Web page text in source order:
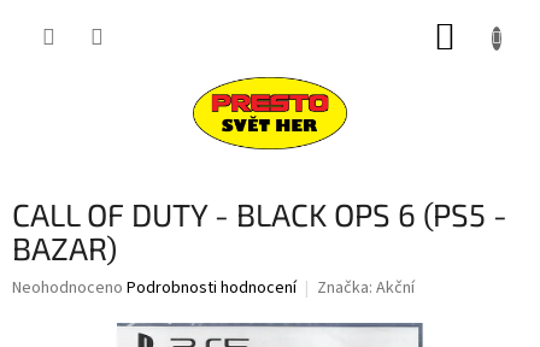
CALL OF DUTY - BLACK OPS 6 (PS5 -
BAZAR)
Průměrné
Neohodnoceno Podrobnosti hodnocení Značka: Akční